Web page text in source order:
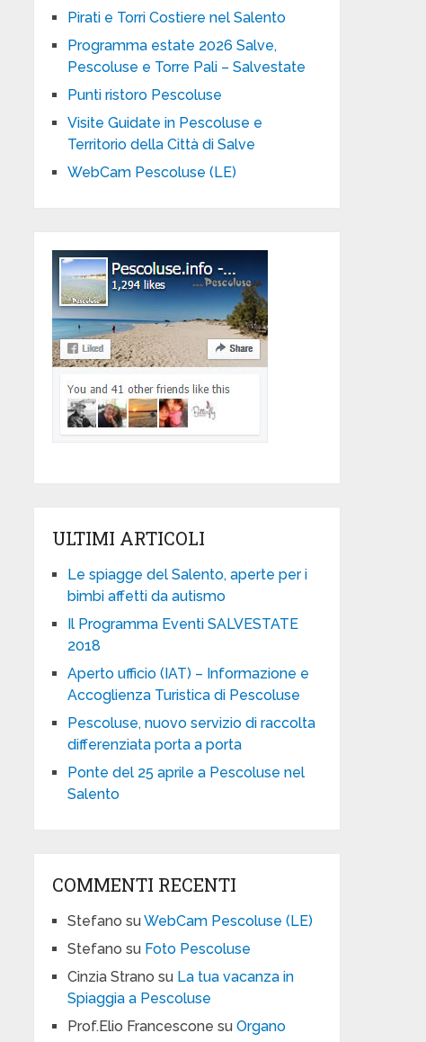
Pirati e Torri Costiere nel Salento
Programma estate 2026 Salve,
Pescoluse e Torre Pali – Salvestate
Punti ristoro Pescoluse
Visite Guidate in Pescoluse e
Territorio della Città di Salve
WebCam Pescoluse (LE)
ULTIMI ARTICOLI
Le spiagge del Salento, aperte per i
bimbi affetti da autismo
Il Programma Eventi SALVESTATE
2018
Aperto ufficio (IAT) – Informazione e
Accoglienza Turistica di Pescoluse
Pescoluse, nuovo servizio di raccolta
differenziata porta a porta
Ponte del 25 aprile a Pescoluse nel
Salento
COMMENTI RECENTI
Stefano suWebCam Pescoluse (LE)
Stefano su Foto Pescoluse
Cinzia Strano su La tua vacanza in
Spiaggia a Pescoluse
Prof.Elio Francescone suOrgano